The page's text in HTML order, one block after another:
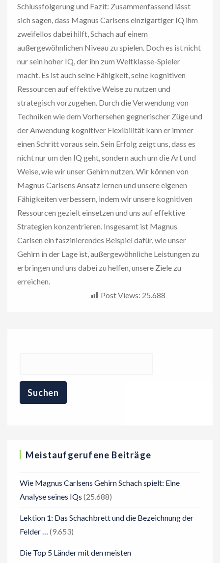
Schlussfolgerung und Fazit: Zusammenfassend lässt
sich sagen, dass Magnus Carlsens einzigartiger IQ ihm
zweifellos dabei hilft, Schach auf einem
außergewöhnlichen Niveau zu spielen. Doch es ist nicht
nur sein hoher IQ, der ihn zum Weltklasse-Spieler
macht. Es ist auch seine Fähigkeit, seine kognitiven
Ressourcen auf effektive Weise zu nutzen und
strategisch vorzugehen. Durch die Verwendung von
Techniken wie dem Vorhersehen gegnerischer Züge und
der Anwendung kognitiver Flexibilität kann er immer
einen Schritt voraus sein. Sein Erfolg zeigt uns, dass es
nicht nur um den IQ geht, sondern auch um die Art und
Weise, wie wir unser Gehirn nutzen. Wir können von
Magnus Carlsens Ansatz lernen und unsere eigenen
Fähigkeiten verbessern, indem wir unsere kognitiven
Ressourcen gezielt einsetzen und uns auf effektive
Strategien konzentrieren. Insgesamt ist Magnus
Carlsen ein faszinierendes Beispiel dafür, wie unser
Gehirn in der Lage ist, außergewöhnliche Leistungen zu
erbringen und uns dabei zu helfen, unsere Ziele zu
erreichen.
Post Views: 25.688
Meistaufgerufene Beiträge
Wie Magnus Carlsens Gehirn Schach spielt: Eine
Analyse seines IQs (25.688)
Lektion 1: Das Schachbrett und die Bezeichnung der
Felder … (9.653)
Die Top 5 Länder mit den meisten